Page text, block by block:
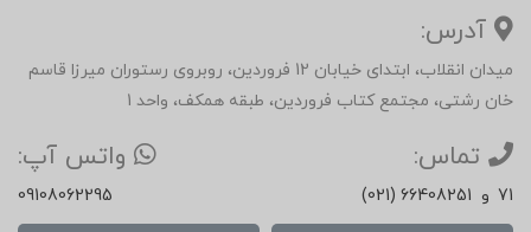
آدرس:
میدان انقلاب، ابتدای خیابان 12 فروردین، روبروی رستوران میرزا قاسم
خان رشتی، مجتمع کتاب فروردین، طبقه همکف، واحد 1
تماس:
(021) 66408251 و 71
واتس آپ:
09108062295